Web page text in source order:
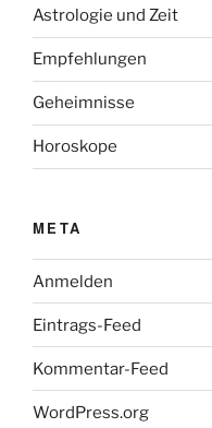
Astrologie und Zeit
Empfehlungen
Geheimnisse
Horoskope
META
Anmelden
Eintrags-Feed
Kommentar-Feed
WordPress.org